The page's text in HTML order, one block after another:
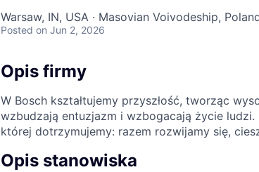
Warsaw, IN, USA · Masovian Voivodeship,
Posted on Jun 2, 2026
Opis firmy
W Bosch kształtujemy przyszłość, tworząc
wzbudzają entuzjazm i wzbogacają życie
której dotrzymujemy: razem rozwijamy się,
Opis stanowiska